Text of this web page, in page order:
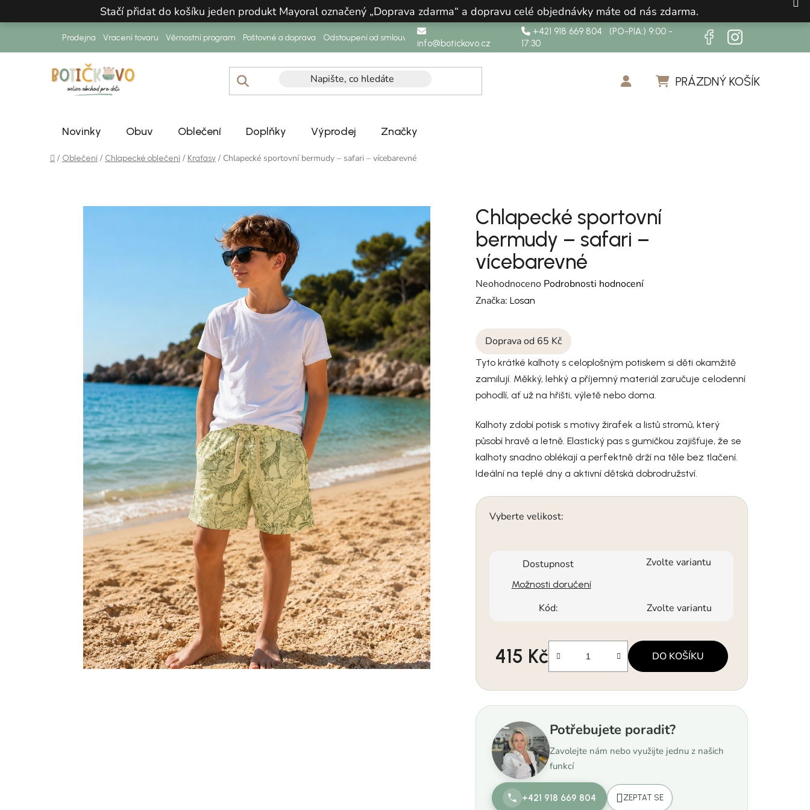
Stačí přidat do košíku jeden produkt Mayoral označený „Doprava zdarma“ a dopravu celé objednávky máte od nás zdarma.
Prodejna Vracení tovaru Věrnostní program Poštovné a doprava Odstoupení od smlouvy info@botickovo.cz
+421 918 669 804 (PO-PIA:) 9:00 -
17:30
PRÁZDNÝ KOŠÍK
Novinky Obuv Oblečení Doplňky Výprodej Značky
Domů
/ Oblečení / Chlapecké oblečení / Kraťasy / Chlapecké sportovní bermudy – safari – vícebarevné
Chlapecké sportovní
bermudy – safari –
vícebarevné
Průměrné hodnocení produktu je 0,0 z 5 hvězdiček.
Neohodnoceno Podrobnosti hodnocení
Značka:Losan
Doprava od 65 Kč
Tyto krátké kalhoty s celoplošným potiskem si děti okamžitě
zamilují. Měkký, lehký a příjemný materiál zaručuje celodenní
pohodlí, ať už na hřišti, výletě nebo doma.
Kalhoty zdobí potisk s motivy žirafek a listů stromů, který
působí hravě a letně. Elastický pas s gumičkou zajišťuje, že se
kalhoty snadno oblékají a perfektně drží na těle bez tlačení.
Ideální na teplé dny a aktivní dětská dobrodružství.
Vyberte velikost:
Dostupnost Zvolte variantu
Možnosti doručení
Kód: Zvolte variantu
415 Kč DO KOŠÍKU
Potřebujete poradit?
Zavolejte nám nebo využijte jednu z našich
funkcí
+421 918 669 804 ZEPTAT SE